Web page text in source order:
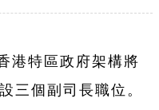
港特區政府架構將
三個副司長職位。